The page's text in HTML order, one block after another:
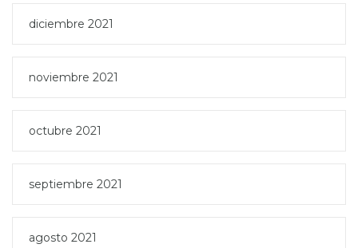
diciembre 2021
noviembre 2021
octubre 2021
septiembre 2021
agosto 2021